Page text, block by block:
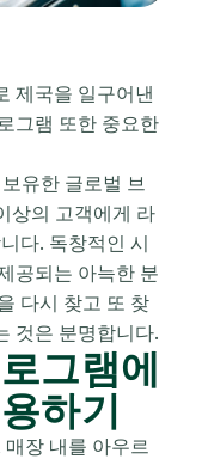
제국을 일구어낸
그램 또한 중요한
유한 글로벌 브
상의 고객에게 라
다. 독창적인 시
공되는 아늑한 분
다시 찾고 또 찾
것은 분명합니다.
그램에
하기
장 내를 아우르